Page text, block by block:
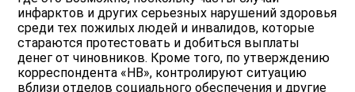
инфарктов и других серьезных нарушений здоровья
среди тех пожилых людей и инвалидов, которые
стараются протестовать и добиться выплаты
денег от чиновников. Кроме того, по утверждению
корреспондента «НВ», контролируют ситуацию
вблизи отделов социального обеспечения и другие